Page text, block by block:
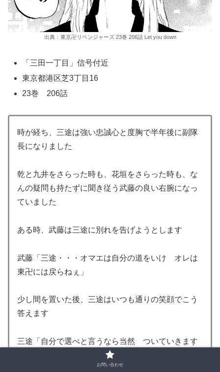
出典：東京卍リベンジャーズ 23巻 206話 Let you down
「三田一丁目」信号付近
東京都港区芝3丁目16
23巻 206話
時が経ち、三途は強い忠誠心と度胸で半年後に副隊
長になりました
乾と九井をさらった時も、花垣をさらった時も、な
んの疑問も持たずに聞き従う武藤の良い右腕になっ
ていました
ある時、武藤は三途に別れを告げようとします
武藤「三途・・・オマエは自分の道をいけ オレは
東卍には戻らねぇ」
少し間を置いた後、三途はいつも通りの笑顔でこう
答えます
三途「自分で選べと言うなら当然 ついていきます
よ隊長 ここがオレの居場所です」
お問い合わせ